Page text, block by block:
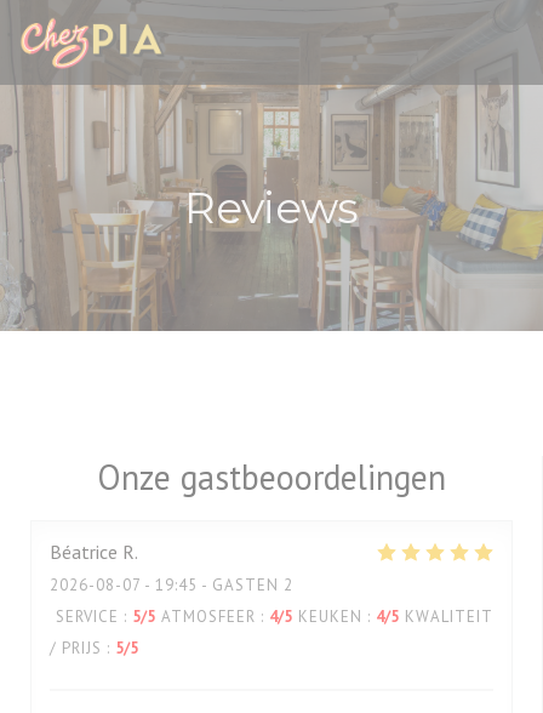
Cookies beheer paneel
Reviews
Onze gastbeoordelingen
Béatrice R
2026-08-07 - 19:45 - GASTEN 2
SERVICE : 5/5 ATMOSFEER : 4/5 KEUKEN : 4/5 KWALITEIT
/ PRIJS : 5/5